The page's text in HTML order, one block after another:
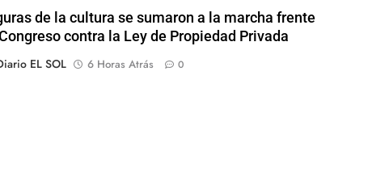
de la cultura se sumaron a la marcha frente
contra la Ley de Propiedad Privada
EL SOL
6 Horas Atrás 0